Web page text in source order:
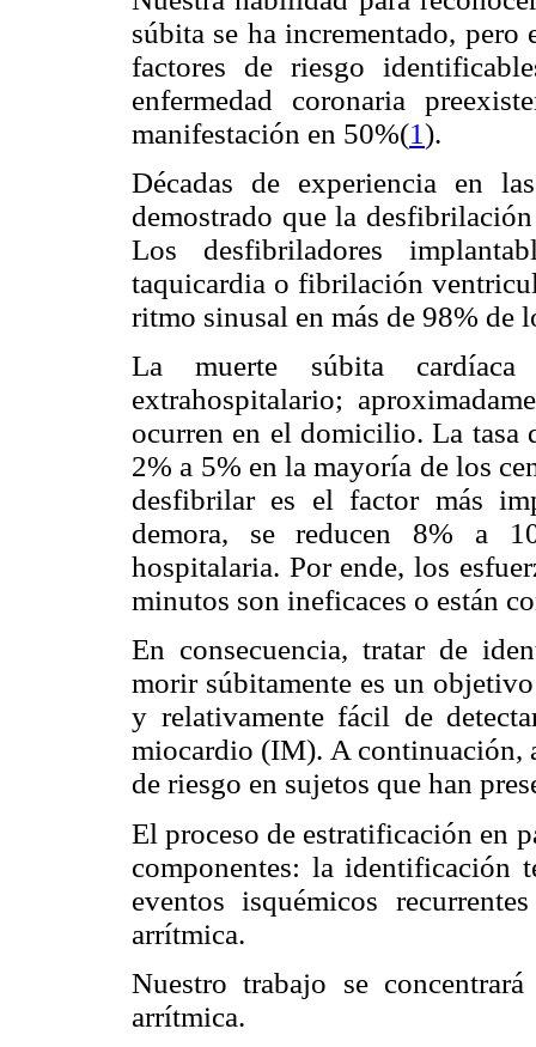
súbita se ha incrementado,
factores de riesgo
enfermedad coronaria
manifestación en 50%(1).
Décadas de experiencia en
demostrado que la
Los desfibriladores
taquicardia o fibrilación
ritmo sinusal en más de 98% de
La muerte súbita cardíaca
extrahospitalario;
ocurren en el domicilio. La tasa
2% a 5% en la mayoría de los
desfibrilar es el factor más
demora, se reducen 8% a
hospitalaria. Por ende, los
minutos son ineficaces o están
En consecuencia, tratar de
morir súbitamente es un
y relativamente fácil de
miocardio (IM). A continuación,
de riesgo en sujetos que han
El proceso de estratificación en
componentes: la identificación
eventos isquémicos
arrítmica.
Nuestro trabajo se
arrítmica.